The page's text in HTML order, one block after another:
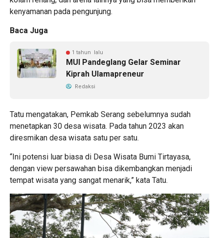
kenyamanan pada pengunjung.
Baca Juga
1 tahun lalu
MUI Pandeglang Gelar Seminar
Kiprah Ulamapreneur
Redaksi
Tatu mengatakan, Pemkab Serang sebelumnya sudah
menetapkan 30 desa wisata. Pada tahun 2023 akan
diresmikan desa wisata satu per satu.
“Ini potensi luar biasa di Desa Wisata Bumi Tirtayasa,
dengan view persawahan bisa dikembangkan menjadi
tempat wisata yang sangat menarik,” kata Tatu.